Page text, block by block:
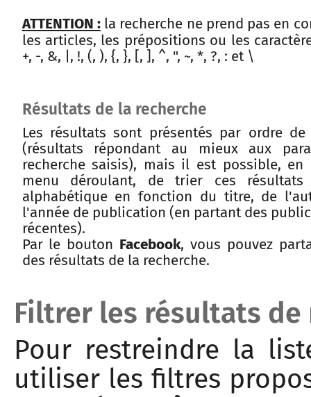
ATTENTION :la recherche ne prend pas en
les articles, les prépositions ou les
+, -, &, |, !, (, ), {, }, [, ], ^, ", ~, *, ?, : et \
Résultats de la recherche
Les résultats sont présentés par ordre de
(résultats répondant au mieux aux
recherche saisis), mais il est possible,
menu déroulant, de trier ces
alphabétique en fonction du titre, de
l'année de publication (en partant des
récentes).
Par le bouton Facebook, vous pouvez
des résultats de la recherche.
Filtrer les résultats de
Pour restreindre la
utiliser les filtres